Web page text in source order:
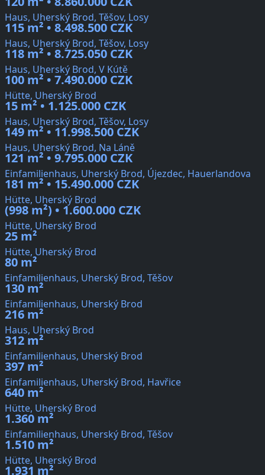
Haus, Uherský Brod, Těšov, Losy
115 m² • 8.498.500 CZK
Haus, Uherský Brod, Těšov, Losy
118 m² • 8.725.050 CZK
Haus, Uherský Brod, V Kútě
100 m² • 7.490.000 CZK
Hütte, Uherský Brod
15 m² • 1.125.000 CZK
Haus, Uherský Brod, Těšov, Losy
149 m² • 11.998.500 CZK
Haus, Uherský Brod, Na Láně
121 m² • 9.795.000 CZK
Einfamilienhaus, Uherský Brod, Újezdec, Hauerlandova
181 m² • 15.490.000 CZK
Hütte, Uherský Brod
(998 m²) • 1.600.000 CZK
Hütte, Uherský Brod
25 m²
Hütte, Uherský Brod
80 m²
Einfamilienhaus, Uherský Brod, Těšov
130 m²
Einfamilienhaus, Uherský Brod
216 m²
Haus, Uherský Brod
312 m²
Einfamilienhaus, Uherský Brod
397 m²
Einfamilienhaus, Uherský Brod, Havřice
640 m²
Hütte, Uherský Brod
1.360 m²
Einfamilienhaus, Uherský Brod, Těšov
1.510 m²
Hütte, Uherský Brod
1.931 m²